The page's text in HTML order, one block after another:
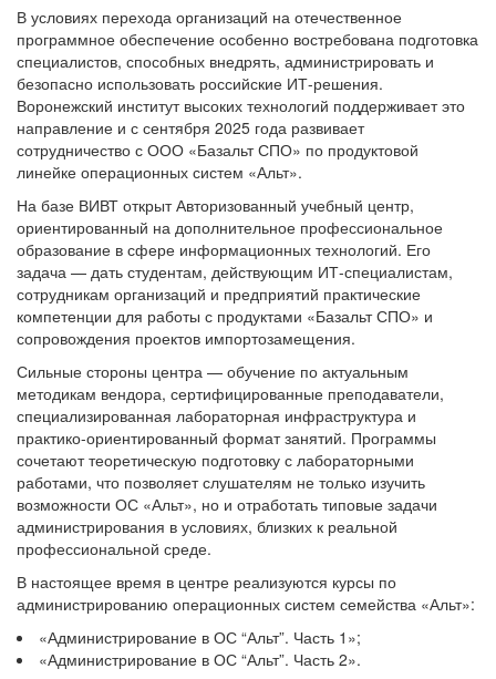
В условиях перехода организаций на отечественное
программное обеспечение особенно востребована подготовка
специалистов, способных внедрять, администрировать и
безопасно использовать российские ИТ-решения.
Воронежский институт высоких технологий поддерживает это
направление и с сентября 2025 года развивает
сотрудничество с ООО «Базальт СПО» по продуктовой
линейке операционных систем «Альт».
На базе ВИВТ открыт Авторизованный учебный центр,
ориентированный на дополнительное профессиональное
образование в сфере информационных технологий. Его
задача — дать студентам, действующим ИТ-специалистам,
сотрудникам организаций и предприятий практические
компетенции для работы с продуктами «Базальт СПО» и
сопровождения проектов импортозамещения.
Сильные стороны центра — обучение по актуальным
методикам вендора, сертифицированные преподаватели,
специализированная лабораторная инфраструктура и
практико-ориентированный формат занятий. Программы
сочетают теоретическую подготовку с лабораторными
работами, что позволяет слушателям не только изучить
возможности ОС «Альт», но и отработать типовые задачи
администрирования в условиях, близких к реальной
профессиональной среде.
В настоящее время в центре реализуются курсы по
администрированию операционных систем семейства «Альт»:
«Администрирование в ОС “Альт”. Часть 1»;
«Администрирование в ОС “Альт”. Часть 2».